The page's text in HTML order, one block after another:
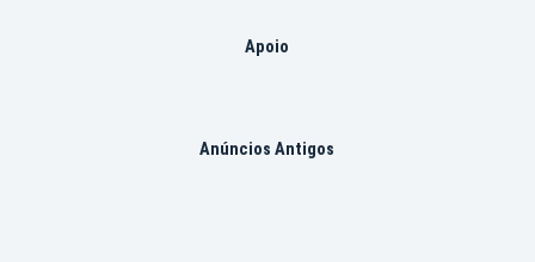
Apoio
Anúncios Antigos